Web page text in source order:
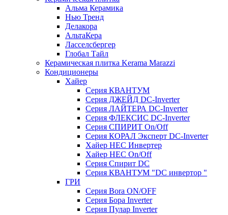
Альма Керамика
Нью Тренд
Делакора
АльтаКера
Ласселсбергер
Глобал Тайл
Керамическая плитка Kerama Marazzi
Кондиционеры
Хайер
Серия КВАНТУМ
Серия ДЖЕЙД DC-Inverter
Серия ЛАЙТЕРА DC-Inverter
Серия ФЛЕКСИС DC-Inverter
Серия СПИРИТ On/Off
Серия КОРАЛ Эксперт DC-Inverter
Хайер HEC Инвертер
Хайер HEC On/Off
Серия Спирит DC
Серия КВАНТУМ "DC инвертор "
ГРИ
Серия Bora ON/OFF
Серия Бора Inverter
Серия Пулар Inverter